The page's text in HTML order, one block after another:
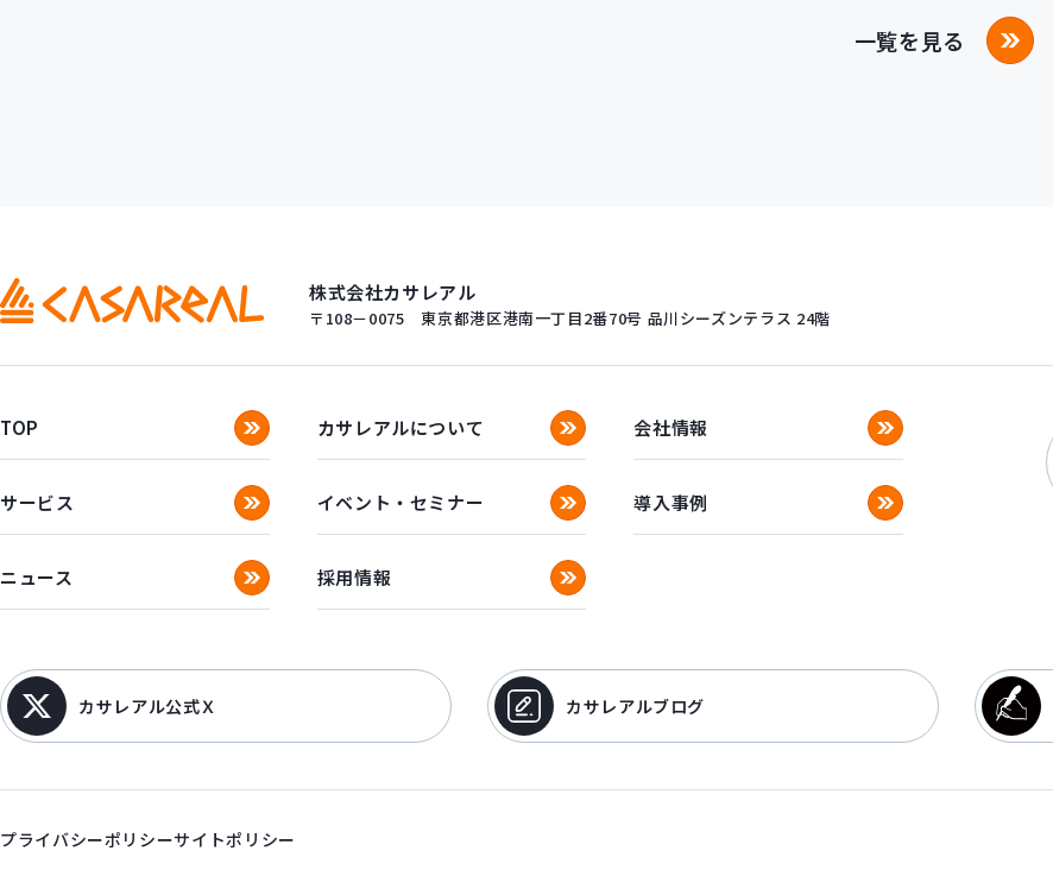
一覧を見る
株式会社カサレアル
〒108－0075 東京都港区港南一丁目2番70号 品川シーズンテラス 24階
TOP カサレアルについて 会社情報
サービス イベント・セミナー 導入事例
ニュース 採用情報
カサレアル公式Ｘ カサレアルブログ
プライバシーポリシーサイトポリシー